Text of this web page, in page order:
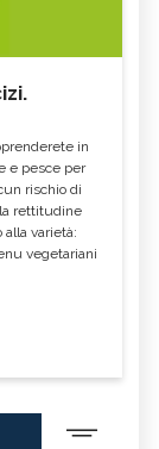
in
e pesce per
rischio di
rettitudine
varietà:
vegetariani